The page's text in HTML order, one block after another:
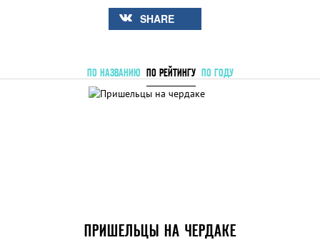
SHARE
ПО НАЗВАНИЮ ПО РЕЙТИНГУ ПО ГОДУ
ПРИШЕЛЬЦЫ НА ЧЕРДАКЕ